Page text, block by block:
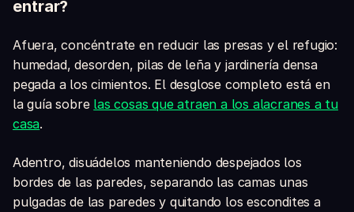
entrar?
Afuera, concéntrate en reducir las presas y el refugio:
humedad, desorden, pilas de leña y jardinería densa
pegada a los cimientos. El desglose completo está en
la guía sobre las cosas que atraen a los alacranes a tu
casa.
Adentro, disuádelos manteniendo despejados los
bordes de las paredes, separando las camas unas
pulgadas de las paredes y quitando los escondites a